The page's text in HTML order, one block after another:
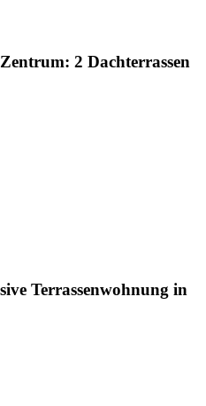
2 Dachterrassen
Terrassenwohnung in